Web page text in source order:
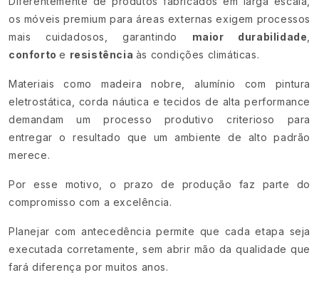
os móveis premium para áreas externas exigem processos
mais cuidadosos, garantindo maior durabilidade
confortoe resistência às condições climáticas.
Materiais como madeira nobre, alumínio com pintura
eletrostática, corda náutica e tecidos de alta performance
demandam um processo produtivo criterioso para
entregar o resultado que um ambiente de alto padrão
merece.
Por esse motivo, o prazo de produção faz parte do
compromisso com a excelência.
Planejar com antecedência permite que cada etapa seja
executada corretamente, sem abrir mão da qualidade que
fará diferença por muitos anos.